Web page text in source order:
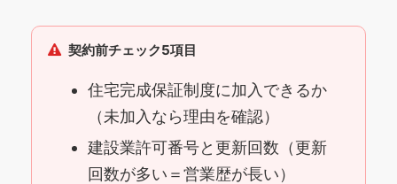
契約前チェック5項目
住宅完成保証制度に加入できるか
（未加入なら理由を確認）
建設業許可番号と更新回数（更新
回数が多い＝営業歴が長い）